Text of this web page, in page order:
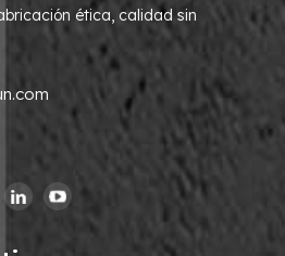
ética, calidad sin